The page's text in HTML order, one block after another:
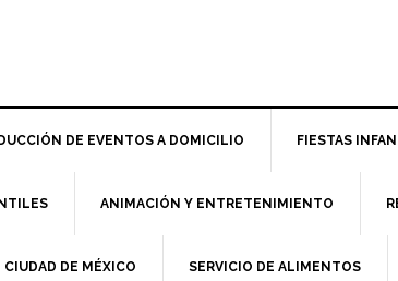
DE EVENTOS A DOMICILIO FIESTAS
ANIMACIÓN Y ENTRETENIMIENTO
DE MÉXICO SERVICIO DE ALIMENTOS